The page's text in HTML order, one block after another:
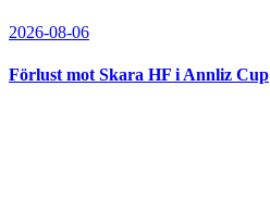
2026-08-06
Förlust mot Skara HF i Annliz Cup